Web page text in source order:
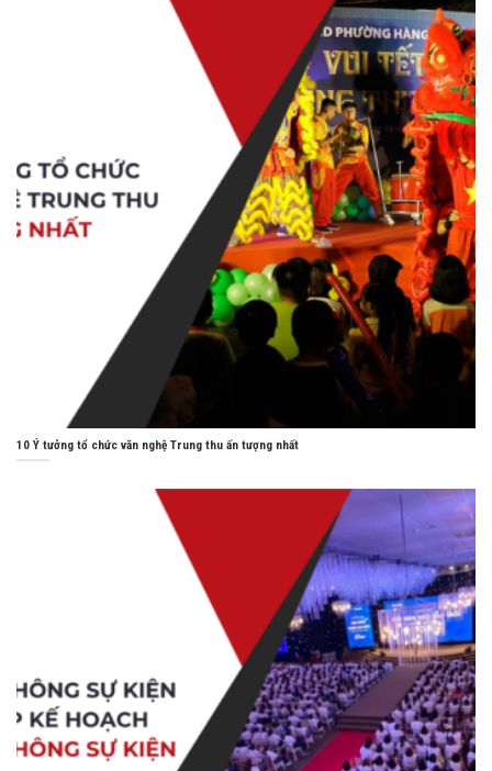
10 Ý tưởng tổ chức văn nghệ Trung thu ấn tượng nhất